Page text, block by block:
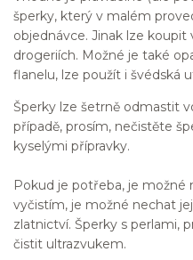
šperky, který v malém
objednávce. Jinak lze
drogeriích. Možné je také
flanelu, lze použít i švédská
Šperky lze šetrně odmastit
případě, prosím, nečistěte
kyselými přípravky.
Pokud je potřeba, je možné
vyčistím, je možné nechat
zlatnictví. Šperky s perlami,
čistit ultrazvukem.